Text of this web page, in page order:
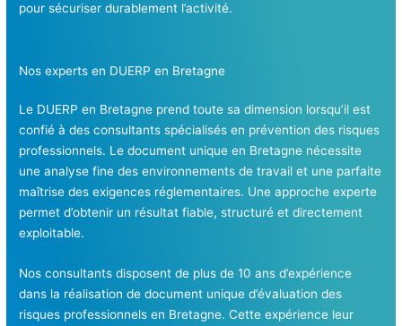
pour sécuriser durablement l’activité.
Nos experts en DUERP en Bretagne
Le DUERP en Bretagne prend toute sa dimension lorsqu’il est
confié à des consultants spécialisés en prévention des risques
professionnels. Le document unique en Bretagne nécessite
une analyse fine des environnements de travail et une parfaite
maîtrise des exigences réglementaires. Une approche experte
permet d’obtenir un résultat fiable, structuré et directement
exploitable.
Nos consultants disposent de plus de 10 ans d’expérience
dans la réalisation de document unique d’évaluation des
risques professionnels en Bretagne. Cette expérience leur